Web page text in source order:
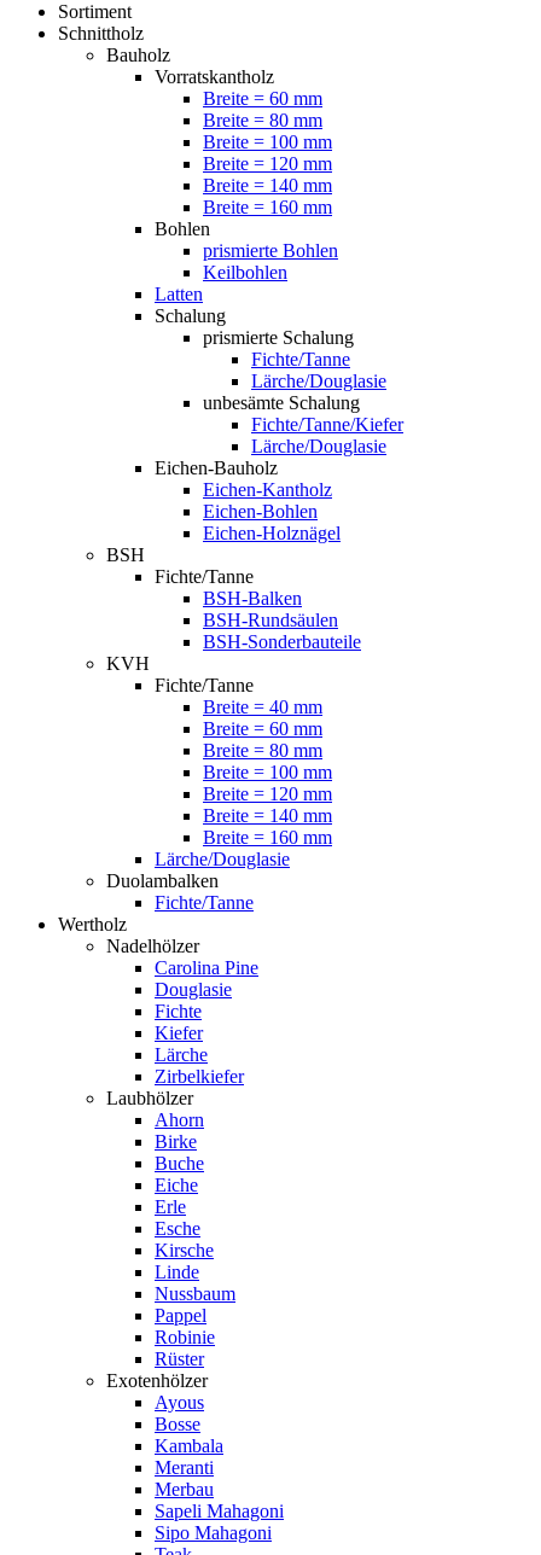
Sortiment
Schnittholz
Bauholz
Vorratskantholz
Breite = 60 mm
Breite = 80 mm
Breite = 100 mm
Breite = 120 mm
Breite = 140 mm
Breite = 160 mm
Bohlen
prismierte Bohlen
Keilbohlen
Latten
Schalung
prismierte Schalung
Fichte/Tanne
Lärche/Douglasie
unbesämte Schalung
Fichte/Tanne/Kiefer
Lärche/Douglasie
Eichen-Bauholz
Eichen-Kantholz
Eichen-Bohlen
Eichen-Holznägel
BSH
Fichte/Tanne
BSH-Balken
BSH-Rundsäulen
BSH-Sonderbauteile
KVH
Fichte/Tanne
Breite = 40 mm
Breite = 60 mm
Breite = 80 mm
Breite = 100 mm
Breite = 120 mm
Breite = 140 mm
Breite = 160 mm
Lärche/Douglasie
Duolambalken
Fichte/Tanne
Wertholz
Nadelhölzer
Carolina Pine
Douglasie
Fichte
Kiefer
Lärche
Zirbelkiefer
Laubhölzer
Ahorn
Birke
Buche
Eiche
Erle
Esche
Kirsche
Linde
Nussbaum
Pappel
Robinie
Rüster
Exotenhölzer
Ayous
Bosse
Kambala
Meranti
Merbau
Sapeli Mahagoni
Sipo Mahagoni